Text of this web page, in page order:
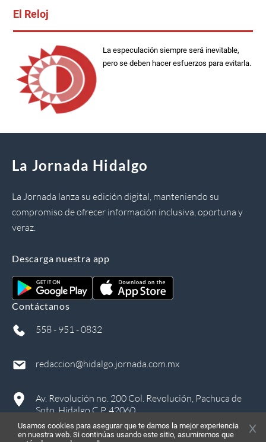
El Reloj
La especulación siempre será inevitable,
pero se deben hacer esfuerzos para evitarla.
La Jornada Hidalgo
La Jornada lanza su edición digital, manteniendo su
compromiso de ofrecer información inclusiva, oportuna y
veraz.
Descarga nuestra app
Contáctanos
558 - 951 - 0832
redaccion@hidalgo.jornada.com.mx
Av. Revolución no. 200 Col. Revolución, Pachuca de
Soto, Hidalgo C.P. 42060
Usamos cookies para asegurar que te damos la mejor experiencia
en nuestra web. Si continúas usando este sitio, asumiremos que